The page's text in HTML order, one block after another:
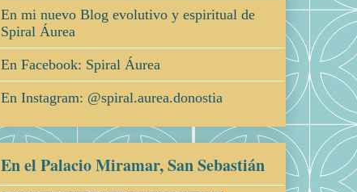
En mi nuevo Blog evolutivo y espiritual de
Spiral Áurea
En Facebook: Spiral Áurea
En Instagram: @spiral.aurea.donostia
En el Palacio Miramar, San Sebastián